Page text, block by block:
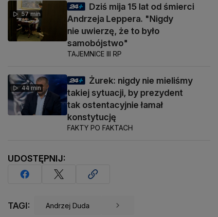
57 min
Dziś mija 15 lat od śmierci
Andrzeja Leppera. "Nigdy
nie uwierzę, że to było
samobójstwo"
TAJEMNICE III RP
44 min
Żurek: nigdy nie mieliśmy
takiej sytuacji, by prezydent
tak ostentacyjnie łamał
konstytucję
FAKTY PO FAKTACH
UDOSTĘPNIJ:
TAGI: Andrzej Duda